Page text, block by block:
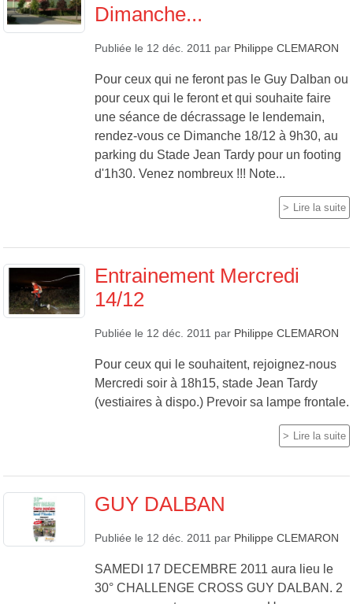
Dimanche...
Publiée le 12 déc. 2011 par Philippe CLEMARON
Pour ceux qui ne feront pas le Guy Dalban ou
pour ceux qui le feront et qui souhaite faire
une séance de décrassage le lendemain,
rendez-vous ce Dimanche 18/12 à 9h30, au
parking du Stade Jean Tardy pour un footing
d'1h30. Venez nombreux !!! Note...
Lire la suite
Entrainement Mercredi
14/12
Publiée le 12 déc. 2011 par Philippe CLEMARON
Pour ceux qui le souhaitent, rejoignez-nous
Mercredi soir à 18h15, stade Jean Tardy
(vestiaires à dispo.) Prevoir sa lampe frontale.
Lire la suite
GUY DALBAN
Publiée le 12 déc. 2011 par Philippe CLEMARON
SAMEDI 17 DECEMBRE 2011 aura lieu le
30° CHALLENGE CROSS GUY DALBAN. 2